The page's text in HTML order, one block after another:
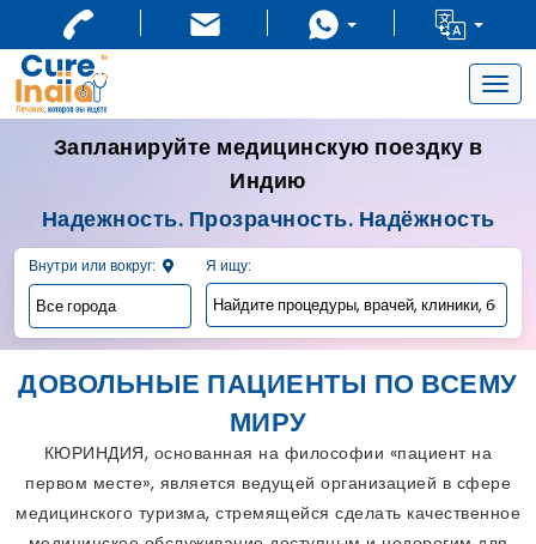
Запланируйте медицинскую поездку в
Индию
Надежность. Прозрачность. Надёжность
Внутри или вокруг: Я ищу:
ДОВОЛЬНЫЕ ПАЦИЕНТЫ ПО ВСЕМУ
МИРУ
КЮРИНДИЯ, основанная на философии «пациент на
первом месте», является ведущей организацией в сфере
медицинского туризма, стремящейся сделать качественное